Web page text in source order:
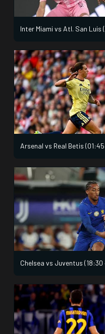
Inter Miami vs Atl. San
Arsenal vs Real Betis
Chelsea vs Juventus